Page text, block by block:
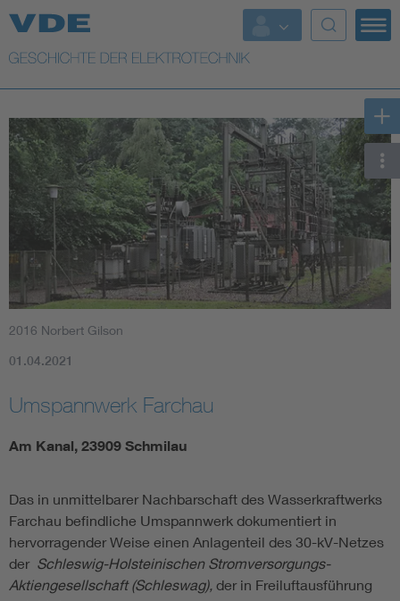
Top Themen
Weitere Themen
2016 Norbert Gilson
01.04.2021
Umspannwerk Farchau
Am Kanal, 23909 Schmilau
Das in unmittelbarer Nachbarschaft des Wasserkraftwerks
Farchau befindliche Umspannwerk dokumentiert in
hervorragender Weise einen Anlagenteil des 30-kV-Netzes
der Schleswig-Holsteinischen Stromversorgungs-
Aktiengesellschaft (Schleswag), der in Freiluftausführung